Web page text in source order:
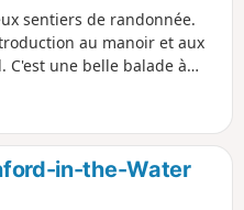
sentiers de randonnée.
au manoir et aux
C'est une belle balade à
Il existe plusieurs
notamment le
in-the-Water